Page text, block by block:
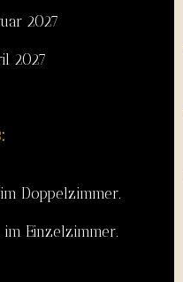
2027
2027
Doppelzimmer.
im Einzelzimmer.